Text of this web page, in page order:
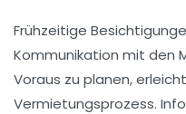
Frühzeitige
Kommunikation mit den
Voraus zu planen,
Vermietungsprozess.